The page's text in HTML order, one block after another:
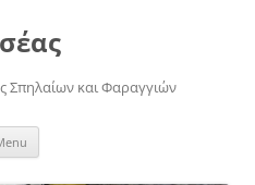
Σπηλαίων και Φαραγγιών